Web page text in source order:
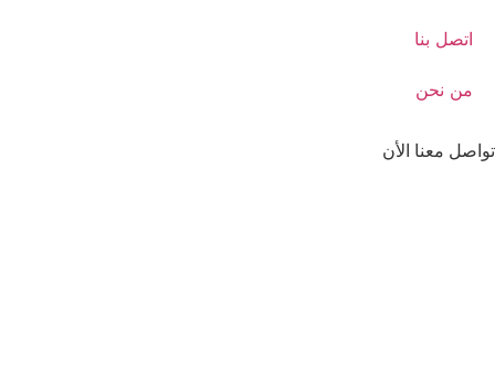
اتصل بنا
من نحن
تواصل معنا الأن